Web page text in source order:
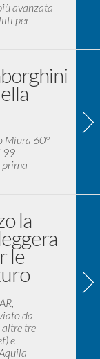
avanzata
per
Miura 60°
99
prima
la
le
da
altre tre
e